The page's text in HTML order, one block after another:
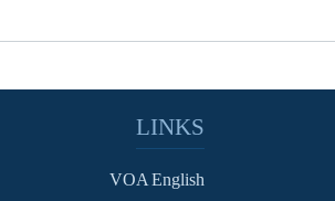
LINKS
VOA English